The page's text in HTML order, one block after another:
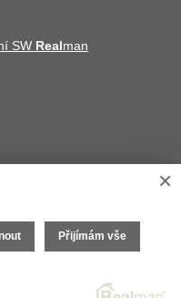
SW Realman
×
Přijímám vše